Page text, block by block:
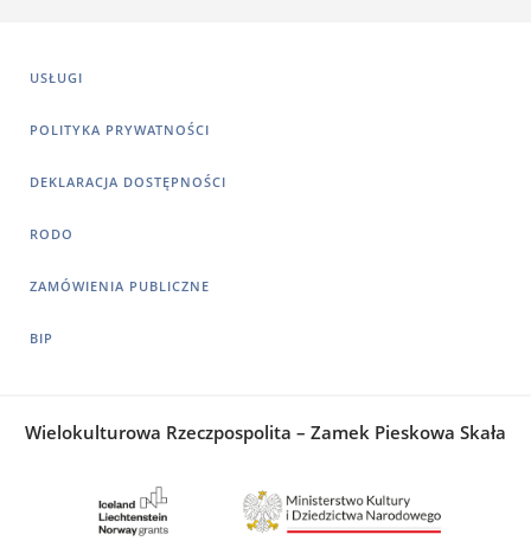
USŁUGI
POLITYKA PRYWATNOŚCI
DEKLARACJA DOSTĘPNOŚCI
RODO
ZAMÓWIENIA PUBLICZNE
BIP
Wielokulturowa Rzeczpospolita – Zamek Pieskowa Skała